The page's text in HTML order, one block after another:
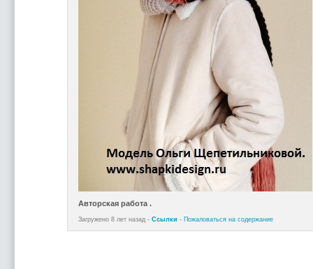
Авторская работа .
Загружено 8 лет назад - Ссылки - Пожаловаться на содержание